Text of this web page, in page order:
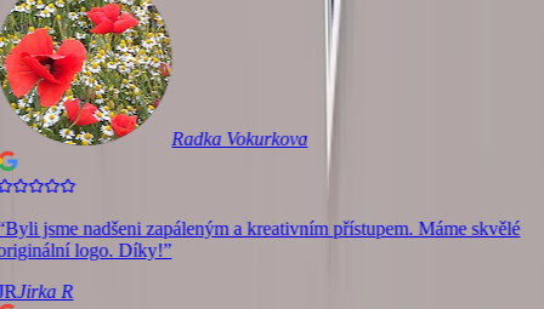
Radka Vokurkova
Byli jsme nadšeni zapáleným a kreativním přístupem. Máme skvělé
logo. Díky!”
Jirka R